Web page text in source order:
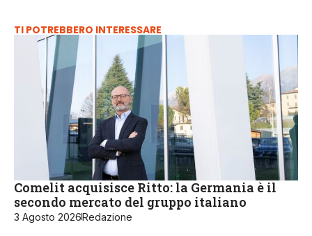
TI POTREBBERO INTERESSARE
Comelit acquisisce Ritto: la Germania è il
secondo mercato del gruppo italiano
3 Agosto 2026Redazione